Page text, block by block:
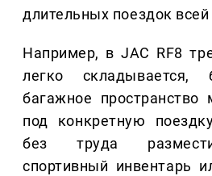
длительных поездок
Например, в JAC RF8
легко складывается,
багажное пространство
под конкретную
без труда
спортивный инвентарь